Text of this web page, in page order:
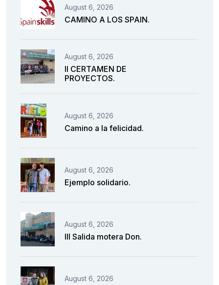
August 6, 2026
CAMINO A LOS SPAIN.
August 6, 2026
II CERTAMEN DE
PROYECTOS.
August 6, 2026
Camino a la felicidad.
August 6, 2026
Ejemplo solidario.
August 6, 2026
III Salida motera Don.
August 6, 2026